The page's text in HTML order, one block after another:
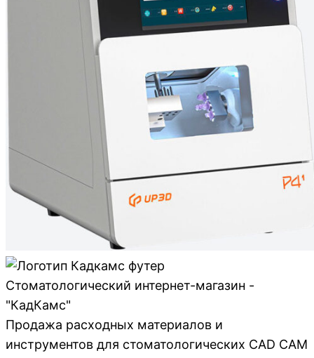
Стоматологический интернет-магазин -
"КадКамс"
Продажа расходных материалов и
инструментов для стоматологических CAD CAM